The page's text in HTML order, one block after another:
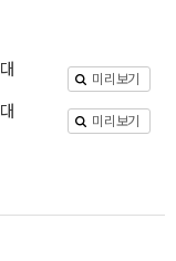
미리보기
미리보기